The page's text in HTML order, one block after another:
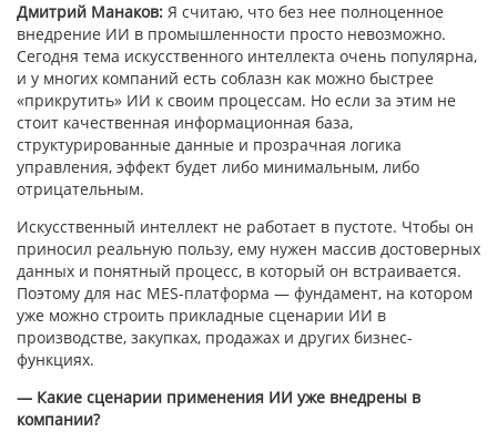
Дмитрий Манаков: Я считаю, что без нее полноценное
внедрение ИИ в промышленности просто невозможно.
Сегодня тема искусственного интеллекта очень популярна,
и у многих компаний есть соблазн как можно быстрее
«прикрутить» ИИ к своим процессам. Но если за этим не
стоит качественная информационная база,
структурированные данные и прозрачная логика
управления, эффект будет либо минимальным, либо
отрицательным.
Искусственный интеллект не работает в пустоте. Чтобы он
приносил реальную пользу, ему нужен массив достоверных
данных и понятный процесс, в который он встраивается.
Поэтому для нас MES-платформа — фундамент, на котором
уже можно строить прикладные сценарии ИИ в
производстве, закупках, продажах и других бизнес-
функциях.
— Какие сценарии применения ИИ уже внедрены в
компании?